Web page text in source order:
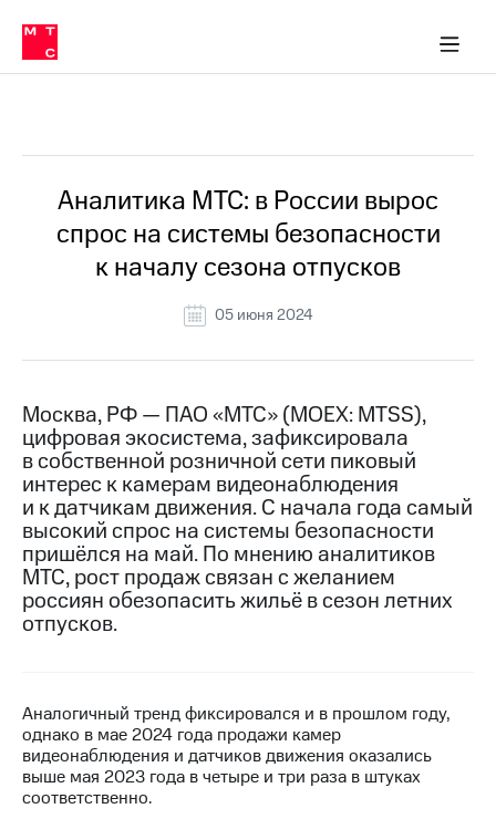
Медиа-центр
и акционерам
Устойчивое развитие
Комплаенс и деловая этика
компании
Карьера
История
компании
Руководство
информация
Контакты
Медиа-центр
Пресс-
релизы
МТС
о технологиях
Достижения
Интервью
отчетность
Контакты
Пригласить
спикера
в МТС
Пресс-
релизы
МТС
о технологиях
Аналитика МТС: в России вырос
спрос на системы безопасности
к началу сезона отпусков
05 июня 2024
Москва, РФ — ПАО «МТС» (MOEX: MTSS),
цифровая экосистема, зафиксировала
в собственной розничной сети пиковый
интерес к камерам видеонаблюдения
и к датчикам движения. С начала года самый
высокий спрос на системы безопасности
пришёлся на май. По мнению аналитиков
МТС, рост продаж связан с желанием
россиян обезопасить жильё в сезон летних
отпусков.
Аналогичный тренд фиксировался и в прошлом году,
однако в мае 2024 года продажи камер
видеонаблюдения и датчиков движения оказались
выше мая 2023 года в четыре и три раза в штуках
соответственно.